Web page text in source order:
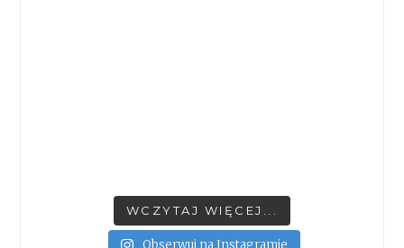
WCZYTAJ WIĘCEJ...
Obserwuj na Instagramie